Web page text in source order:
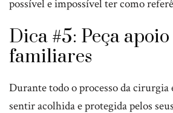
possível e impossível ter como
Dica #5: Peça
familiares
Durante todo o processo da cirurgia
sentir acolhida e protegida pelos